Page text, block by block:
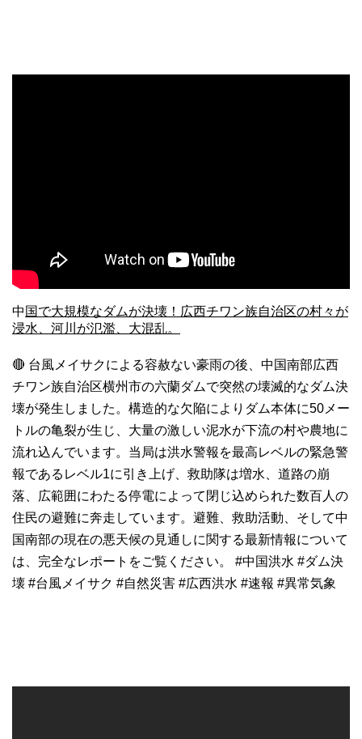
中 国で大規模なダムが決壊！広西チワン族自治区の村々が
浸水、河川が氾濫、大混乱。
🔴 台風メイサクによる容赦ない豪雨の後、中国南部広西
チワン族自治区横州市の六蘭ダムで突然の壊滅的なダム決
壊が発生しました。構造的な欠陥によりダム本体に50メー
トルの亀裂が生じ、大量の激しい泥水が下流の村や農地に
流れ込んでいます。当局は洪水警報を最高レベルの緊急警
報であるレベル1に引き上げ、救助隊は増水、道路の崩
落、広範囲にわたる停電によって閉じ込められた数百人の
住民の避難に奔走しています。避難、救助活動、そして中
国南部の現在の悪天候の見通しに関する最新情報について
は、完全なレポートをご覧ください。 #中国洪水 #ダム決
壊 #台風メイサク #自然災害 #広西洪水 #速報 #異常気象